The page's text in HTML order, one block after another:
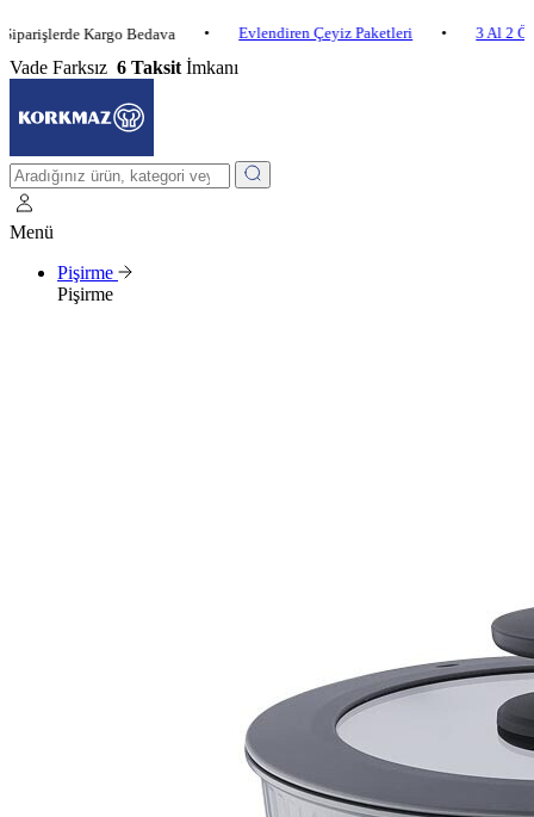
Kargo Bedava • Evlendiren Çeyiz Paketleri • 3 Al 2 Öde •
Vade Farksız 6 Taksit İmkanı
Menü
Pişirme
Pişirme